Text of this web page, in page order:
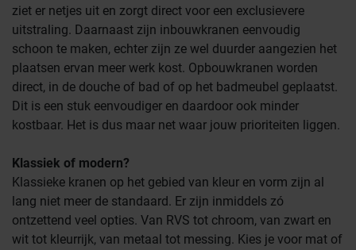
ziet er netjes uit en zorgt direct voor een exclusievere
uitstraling. Daarnaast zijn inbouwkranen eenvoudig
schoon te maken, echter zijn ze wel duurder aangezien het
plaatsen ervan meer werk kost. Opbouwkranen worden
direct, in de douche of bad of op het badmeubel geplaatst.
Dit is een stuk eenvoudiger en daardoor ook minder
kostbaar. Het is dus maar net waar jouw prioriteiten liggen.
Klassiek of modern?
Klassieke kranen op het gebied van kleur en vorm zijn al
lang niet meer de standaard. Er zijn inmiddels zó
ontzettend veel opties. Van RVS tot chroom, van zwart en
wit tot kleurrijk, van metaal tot messing. Kies je voor mat of